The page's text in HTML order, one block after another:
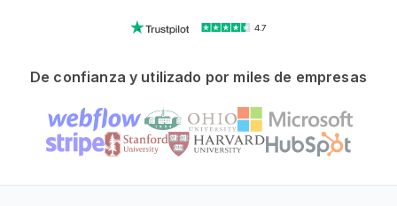
4.7
De confianza y utilizado por miles de empresas